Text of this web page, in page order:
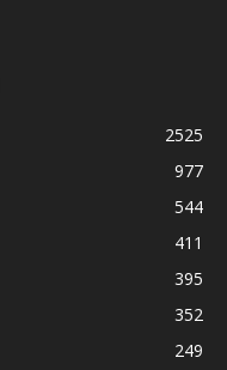
2525
977
544
411
395
352
249